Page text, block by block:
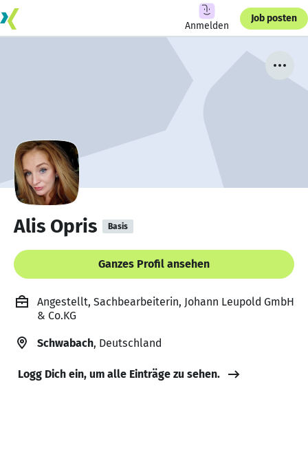
Anmelden
Job posten
Alis Opris Basis
Ganzes Profil ansehen
Angestellt, Sachbearbeiterin, Johann Leupold GmbH
& Co.KG
Schwabach, Deutschland
Logg Dich ein, um alle Einträge zu sehen.